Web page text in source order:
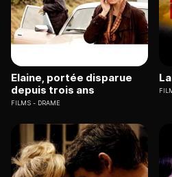
Elaine, portée disparue
depuis trois ans
FILMS DRAME